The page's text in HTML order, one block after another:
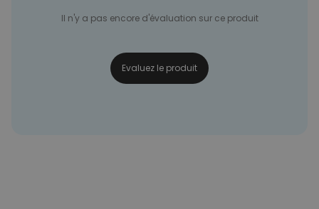
Il n'y a pas encore d'évaluation sur ce produit
Evaluez le produit